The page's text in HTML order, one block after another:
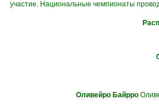
участие. Национальные чемпионаты
Оливейро Байрро